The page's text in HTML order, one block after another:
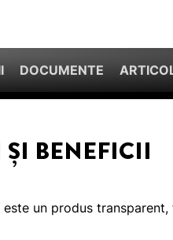
DOCUMENTE
ȘI BENEFICII
un produs